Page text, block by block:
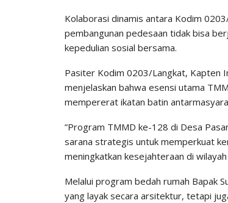
​Kolaborasi dinamis antara Kodim
pembangunan pedesaan tidak bisa
kepedulian sosial bersama.
​Pasiter Kodim 0203/Langkat, Kapten
menjelaskan bahwa esensi utama
mempererat ikatan batin
​”Program TMMD ke-128 di Desa
sarana strategis untuk memperkuat
meningkatkan kesejahteraan di
​Melalui program bedah rumah Bapak
yang layak secara arsitektur, tetapi